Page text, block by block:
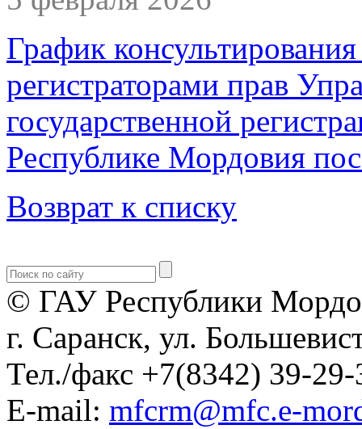
График
регистраторами прав
государственной
Республике Мордовия
Возврат к списку
© ГАУ Республики
г. Саранск, ул.
Тел./факс +7(8342) 39-29-
E-mail: mfcrm@mfc.e-